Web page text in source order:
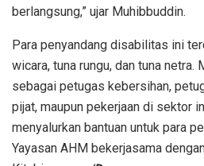
berlangsung,” ujar Muhibbuddin.
Para penyandang disabilitas ini
wicara, tuna rungu, dan tuna
sebagai petugas kebersihan,
pijat, maupun pekerjaan di sektor
menyalurkan bantuan untuk para
Yayasan AHM bekerjasama